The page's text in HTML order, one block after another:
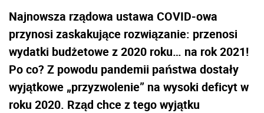
Najnowsza rządowa ustawa COVID-owa
przynosi zaskakujące rozwiązanie: przenosi
wydatki budżetowe z 2020 roku… na rok 2021!
Po co? Z powodu pandemii państwa dostały
wyjątkowe „przyzwolenie” na wysoki deficyt w
roku 2020. Rząd chce z tego wyjątku